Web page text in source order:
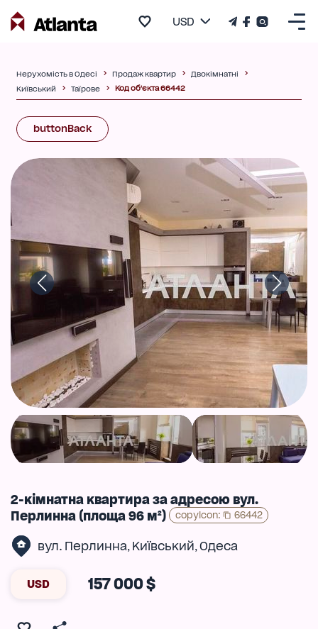
USD
Нерухомість в Одесі Продаж квартир
Двокімнатні
Київський
Таїрове Код об'єкта 66442
buttonBack
2-кімнатна квартира за адресою вул.
Перлинна (площа 96 м²)
copyIcon: 66442
вул. Перлинна, Київський, Одеса
USD 157 000 $